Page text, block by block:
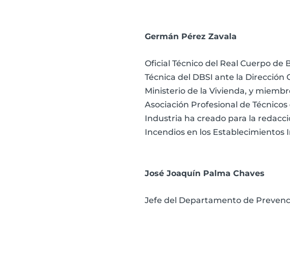
Germán Pérez Zavala
Oficial Técnico del Real Cuerpo
Técnica del DBSI ante la
Ministerio de la Vivienda, y
Asociación Profesional de
Industria ha creado para la
Incendios en los Establecimientos
José Joaquín Palma Chaves
Jefe del Departamento de